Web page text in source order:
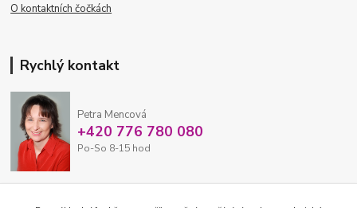
O kontaktních čočkách
Rychlý kontakt
Petra Mencová
+420 776 780 080
Po-So 8-15 hod